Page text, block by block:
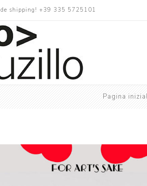
shipping! +39 335 5725101
Pagina